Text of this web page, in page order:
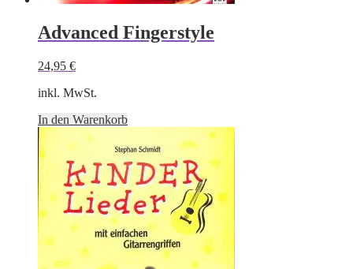
Advanced Fingerstyle
24,95 €
inkl. MwSt.
In den Warenkorb